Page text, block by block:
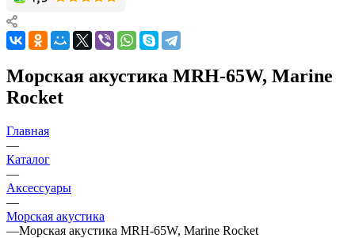
Морская акустика MRH-65W, Marine
Rocket
Главная
—
Каталог
—
Аксессуары
—
Морская акустика
—Морская акустика MRH-65W, Marine Rocket